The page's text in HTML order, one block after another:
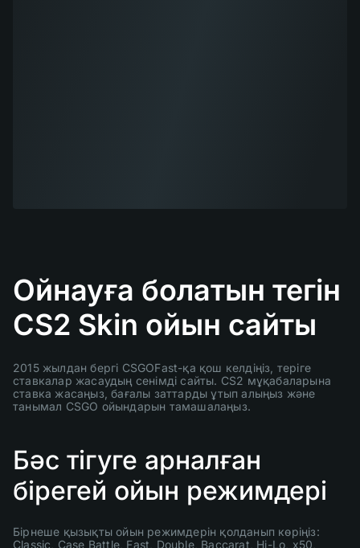
Ойнауға болатын тегін
CS2 Skin ойын сайты
2015 жылдан бергі CSGOFast-қа қош келдіңіз, теріге
ставкалар жасаудың сенімді сайты. CS2 мұқабаларына
ставка жасаңыз, бағалы заттарды ұтып алыңыз және
танымал CSGO ойындарын тамашалаңыз.
Бәс тігуге арналған
бірегей ойын режимдері
Бірнеше қызықты ойын режимдерін қолданып көріңіз:
Classic, Case Battle, Fast, Double, Baccarat, Hi-Lo, x50,